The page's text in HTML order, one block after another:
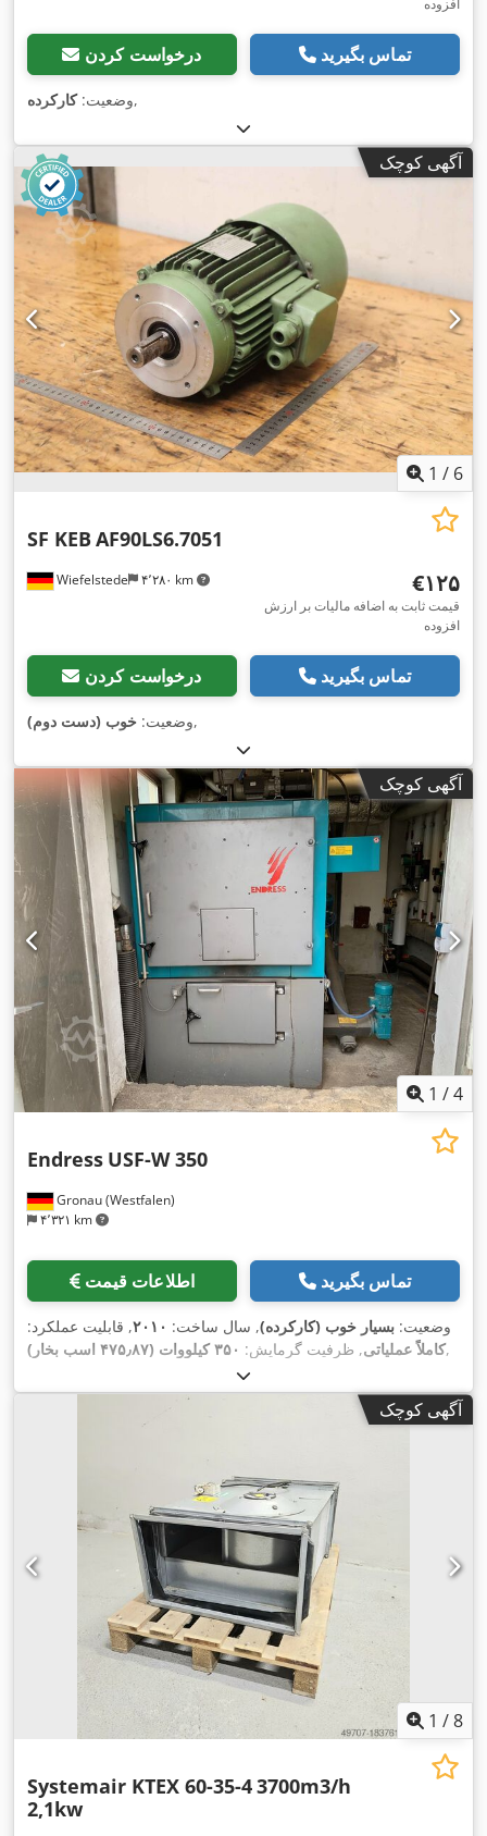
افزوده
درخواست کردن تماس بگیرید
وضعیت:کارکرده ,
آگهی کوچک
1 / 6
Wiefelstede ۴٬۲۸۰ km
SF KEB AF90LS6.7051
‎€۱۲۵
قیمت ثابت به اضافه مالیات بر ارزش
افزوده
درخواست کردن تماس بگیرید
وضعیت: خوب (دست دوم) ,
آگهی کوچک
1 /4
Gronau (Westfalen)
۴٬۳۲۱ km
Endress USF-W 350
اطلاعات قیمت تماس بگیرید
وضعیت: بسیار خوب (کارکرده), سال ساخت: ۲۰۱۰, قابلیت عملکرد:
کاملاً عملیاتی, ظرفیت گرمایش: ۳۵۰ کیلووات (۴۷۵٫۸۷ اسب بخار) ,
آگهی کوچک
1 /8
Systemair KTEX 60-35-43700m3/h
2,1kw